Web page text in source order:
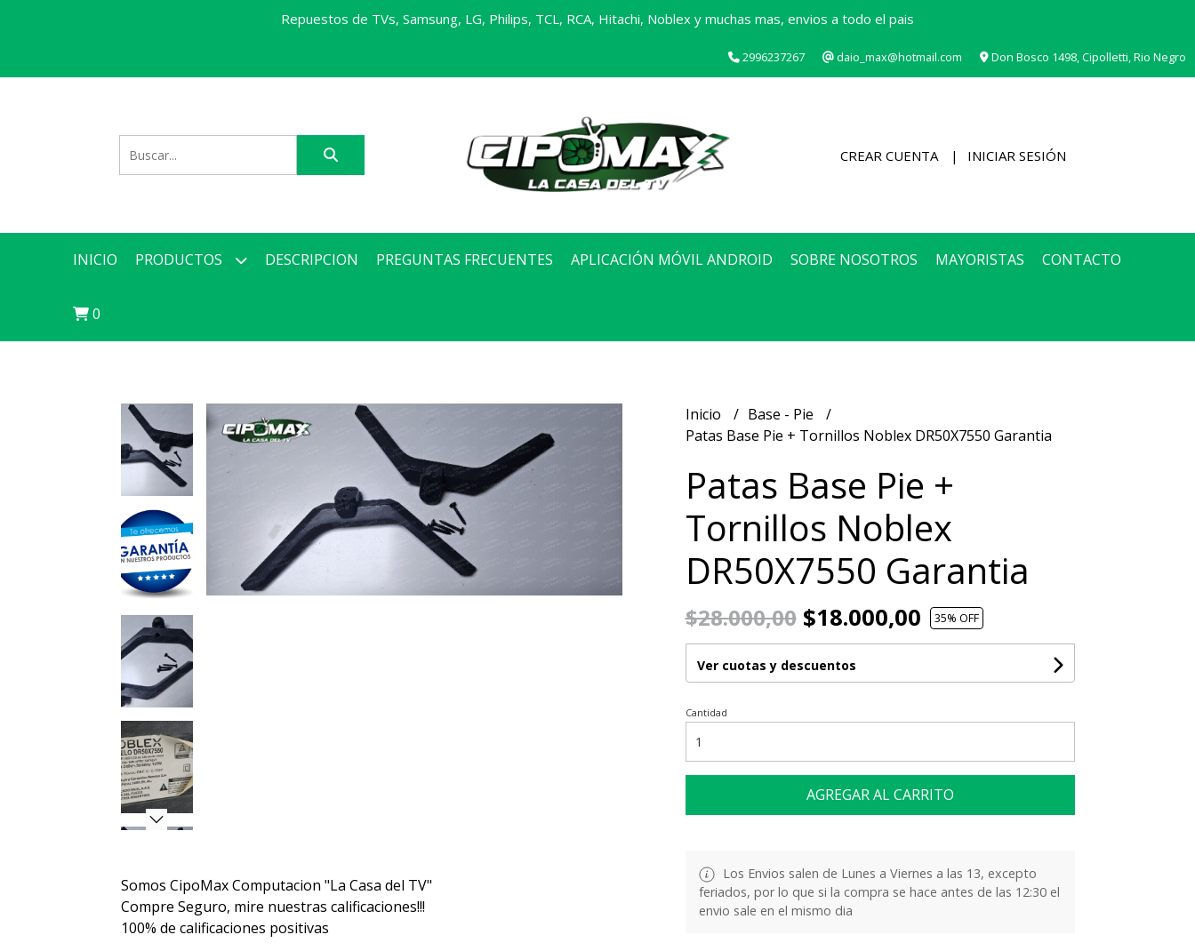
Repuestos de TVs, Samsung, LG, Philips, TCL, RCA, Hitachi, Noblex y muchas mas, envios a todo el pais
2996237267 daio_max@hotmail.com Don Bosco 1498, Cipolletti, Rio Negro
CREAR CUENTA INICIAR SESIÓN
INICIO PRODUCTOS DESCRIPCION PREGUNTAS FRECUENTES APLICACIÓN MÓVIL ANDROID SOBRE NOSOTROS MAYORISTAS CONTACTO
0
Somos CipoMax Computacion "La Casa del TV"
Compre Seguro, mire nuestras calificaciones!!!
100% de calificaciones positivas
Inicio
Base - Pie
Patas Base Pie + Tornillos Noblex DR50X7550 Garantia
Patas Base Pie +
Tornillos Noblex
DR50X7550 Garantia
$28.000,00$18.000,00 35% OFF
Ver cuotas y descuentos
Cantidad
AGREGAR AL CARRITO
Los Envios salen de Lunes a Viernes a las 13, excepto
feriados, por lo que si la compra se hace antes de las 12:30 el
envio sale en el mismo dia